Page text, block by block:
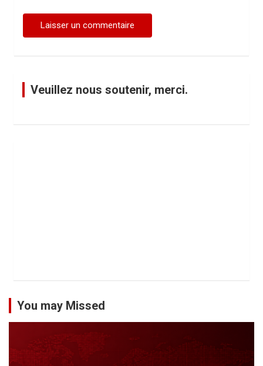
Veuillez nous soutenir, merci.
You may Missed